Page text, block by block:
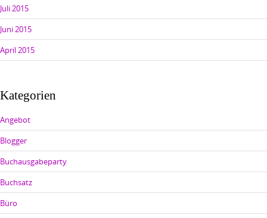
Juli 2015
Juni 2015
April 2015
Kategorien
Angebot
Blogger
Buchausgabeparty
Buchsatz
Büro